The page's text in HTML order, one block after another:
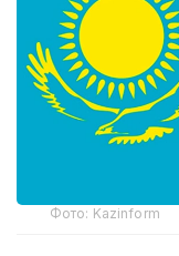
Фото: Kazinform